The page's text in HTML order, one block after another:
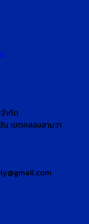
ำกัด
เขตคลองสามวา